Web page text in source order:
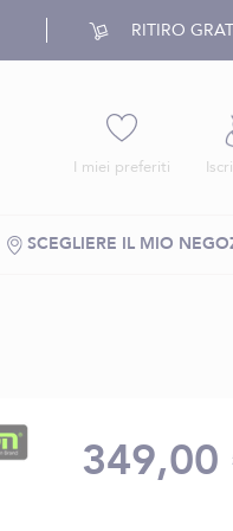
RITIRO
I miei preferiti
SCEGLIERE IL MIO
349,00